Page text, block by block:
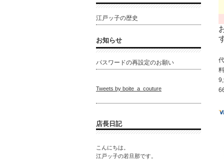
江戸ッ子の歴史
お知らせ
パスワードの再設定のお願い
Tweets by boite_a_couture
店長日記
こんにちは。
江戸ッ子の若旦那です。